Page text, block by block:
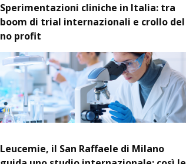
Sperimentazioni cliniche in Italia: tra
boom di trial internazionali e crollo del
no profit
Leucemie, il San Raffaele di Milano